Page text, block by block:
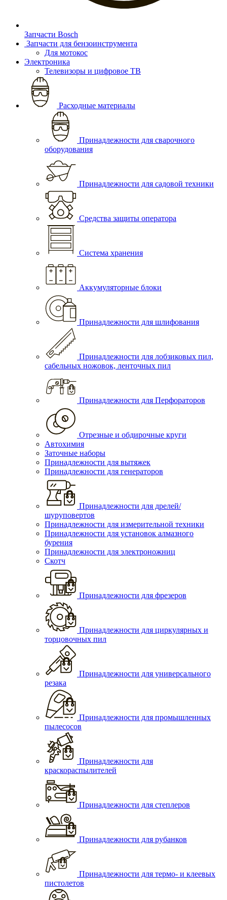
Запчасти Bosch
Запчасти для бензоинструмента
Для мотокос
Электроника
Телевизоры и цифровое ТВ
Расходные материалы
Принадлежности для сварочного
оборудования
Принадлежности для садовой техники
Средства защиты оператора
Система хранения
Аккумуляторные блоки
Принадлежности для шлифования
Принадлежности для лобзиковых пил,
сабельных ножовок, ленточных пил
Принадлежности для Перфораторов
Отрезные и обдирочные круги
Автохимия
Заточные наборы
Принадлежности для вытяжек
Принадлежности для генераторов
Принадлежности для дрелей/
шуруповертов
Принадлежности для измерительной техники
Принадлежности для установок алмазного
бурения
Принадлежности для электроножниц
Скотч
Принадлежности для фрезеров
Принадлежности для циркулярных и
торцовочных пил
Принадлежности для универсального
резака
Принадлежности для промышленных
пылесосов
Принадлежности для
краскораспылителей
Принадлежности для степлеров
Принадлежности для рубанков
Принадлежности для термо- и клеевых
пистолетов